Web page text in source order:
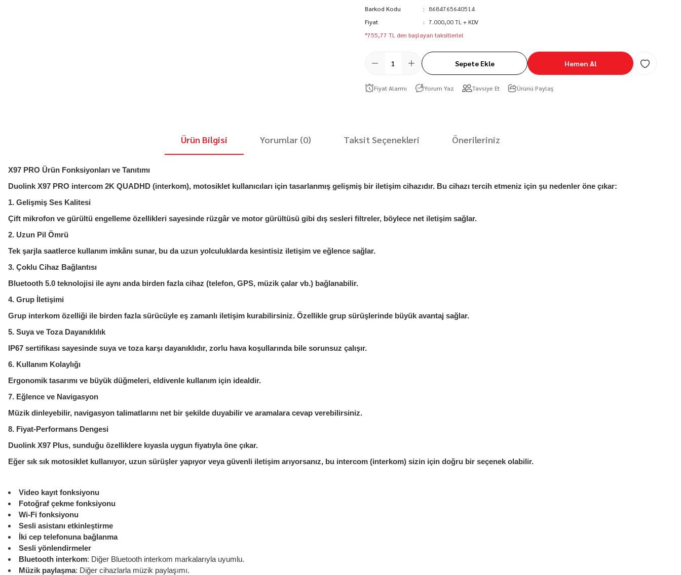
Barkod Kodu
8684765640514
Fiyat
7.000,00 TL + KDV
*755,77 TL den başlayan taksitlerle!
Sepete Ekle Hemen Al
Fiyat Alarmı Yorum Yaz Tavsiye Et Ürünü Paylaş
Ürün Bilgisi Yorumlar (0) Taksit Seçenekleri Önerileriniz
X97 PRO Ürün Fonksiyonları ve Tanıtımı
Duolink X97 PRO intercom 2K QUADHD (interkom), motosiklet kullanıcıları için tasarlanmış gelişmiş bir iletişim cihazıdır. Bu cihazı tercih etmeniz için şu nedenler öne çıkar:
1. Gelişmiş Ses Kalitesi
Çift mikrofon ve gürültü engelleme özellikleri sayesinde rüzgâr ve motor gürültüsü gibi dış sesleri filtreler, böylece net iletişim sağlar.
2. Uzun Pil Ömrü
Tek şarjla saatlerce kullanım imkânı sunar, bu da uzun yolculuklarda kesintisiz iletişim ve eğlence sağlar.
3. Çoklu Cihaz Bağlantısı
Bluetooth 5.0 teknolojisi ile aynı anda birden fazla cihaz (telefon, GPS, müzik çalar vb.) bağlanabilir.
4. Grup İletişimi
Grup interkom özelliği ile birden fazla sürücüyle eş zamanlı iletişim kurabilirsiniz. Özellikle grup sürüşlerinde büyük avantaj sağlar.
5. Suya ve Toza Dayanıklılık
IP67 sertifikası sayesinde suya ve toza karşı dayanıklıdır, zorlu hava koşullarında bile sorunsuz çalışır.
6. Kullanım Kolaylığı
Ergonomik tasarımı ve büyük düğmeleri, eldivenle kullanım için idealdir.
7. Eğlence ve Navigasyon
Müzik dinleyebilir, navigasyon talimatlarını net bir şekilde duyabilir ve aramalara cevap verebilirsiniz.
8. Fiyat-Performans Dengesi
Duolink X97 Plus, sunduğu özelliklere kıyasla uygun fiyatıyla öne çıkar.
Eğer sık sık motosiklet kullanıyor, uzun sürüşler yapıyor veya güvenli iletişim arıyorsanız, bu intercom (interkom) sizin için doğru bir seçenek olabilir.
Video kayıt fonksiyonu
Fotoğraf çekme fonksiyonu
Wi-Fi fonksiyonu
Sesli asistanı etkinleştirme
İki cep telefonuna bağlanma
Sesli yönlendirmeler
Bluetooth interkom: Diğer Bluetooth interkom markalarıyla uyumlu.
Müzik paylaşma: Diğer cihazlarla müzik paylaşımı.